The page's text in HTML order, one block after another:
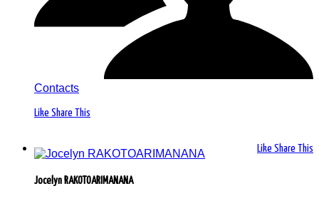
Contacts
Like Share This
Like Share This
Jocelyn RAKOTOARIMANANA